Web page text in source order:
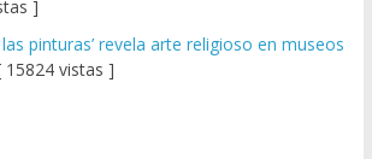
]
las pinturas’ revela arte religioso en museos
15824 vistas ]